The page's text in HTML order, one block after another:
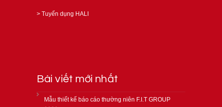
> Tuyển dụng HALI
Bài viết mới nhất
Mẫu thiết kế báo cáo thường niên F.I.T GROUP